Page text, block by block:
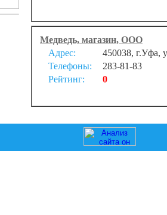
Медведь, магазин, ООО
Адрес:
450038, г.Уфа,
Телефоны:
283-81-83
Рейтинг:
0